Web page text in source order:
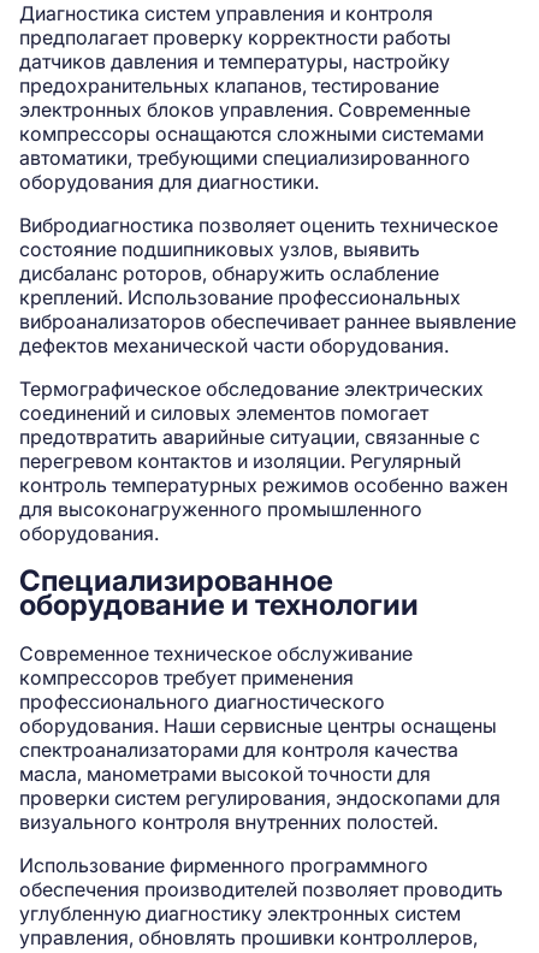
Диагностика систем управления и контроля
предполагает проверку корректности работы
датчиков давления и температуры, настройку
предохранительных клапанов, тестирование
электронных блоков управления. Современные
компрессоры оснащаются сложными системами
автоматики, требующими специализированного
оборудования для диагностики.
Вибродиагностика позволяет оценить техническое
состояние подшипниковых узлов, выявить
дисбаланс роторов, обнаружить ослабление
креплений. Использование профессиональных
виброанализаторов обеспечивает раннее выявление
дефектов механической части оборудования.
Термографическое обследование электрических
соединений и силовых элементов помогает
предотвратить аварийные ситуации, связанные с
перегревом контактов и изоляции. Регулярный
контроль температурных режимов особенно важен
для высоконагруженного промышленного
оборудования.
Специализированное
оборудование и технологии
Современное техническое обслуживание
компрессоров требует применения
профессионального диагностического
оборудования. Наши сервисные центры оснащены
спектроанализаторами для контроля качества
масла, манометрами высокой точности для
проверки систем регулирования, эндоскопами для
визуального контроля внутренних полостей.
Использование фирменного программного
обеспечения производителей позволяет проводить
углубленную диагностику электронных систем
управления, обновлять прошивки контроллеров,